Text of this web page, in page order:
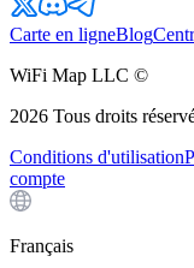
Carte en ligneBlog
WiFi Map LLC ©
2026 Tous droits
Conditions d'utilisation
compte
Français